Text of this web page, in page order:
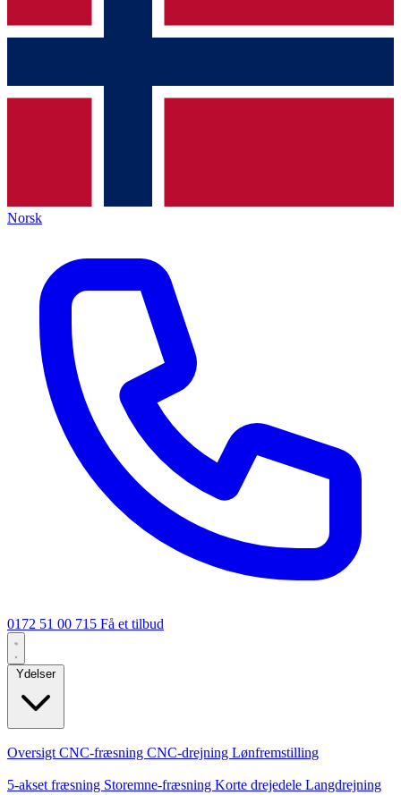
Norsk
0172 51 00 715 Få et tilbud
Ydelser
Oversigt CNC-fræsning CNC-drejning Lønfremstilling
5-akset fræsning Storemne-fræsning Korte drejedele Langdrejning